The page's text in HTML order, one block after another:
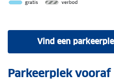
Vind een
Parkeerplek